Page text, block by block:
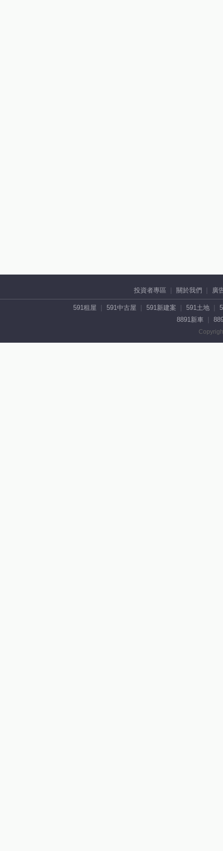
投資者專區 關於我們 廣
591租屋 591中古屋 591新建案 591土地
8891新車